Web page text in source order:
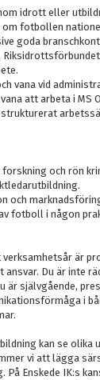
idrott eller
om fotbollen
goda
vana vid
att arbeta i MS
och rön
och
fotboll i någon
verksamhetsår är
ansvar. Du är inte
är självgående,
i
kan se
vi att lägga
Enskede IK:s